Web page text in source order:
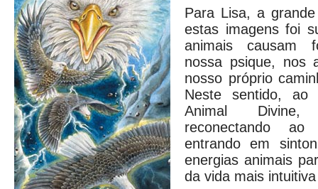
Para Lisa, a
estas imagens foi
animais causam
nossa psique, nos
nosso próprio
Neste sentido,
Animal
reconectando
entrando em
energias animais
da vida mais